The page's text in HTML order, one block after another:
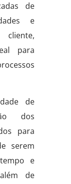
de
e
cliente,
para
de
dos
para
serem
e
de